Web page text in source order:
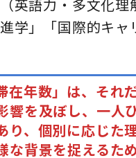
英語力・多文化
学」「国際的キ
在年数」は、そ
響を及ぼし、一人
り、個別に応じた
な背景を捉えるた